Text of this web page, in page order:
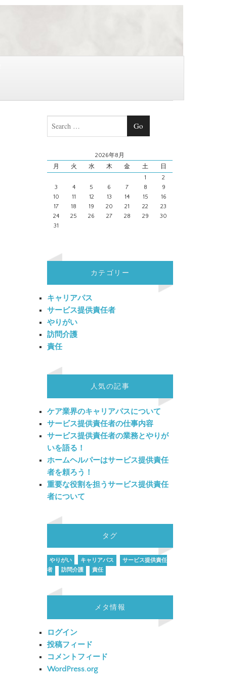
Search
2026年8月
月
火 水 木 金 土
日
1
2
3
4 5 6 7 8
9
10
11 12 13 14 15
16
17
18 19 20 21 22
23
24
25 26 27 28 29
30
31
カテゴリー
キャリアパス
サービス提供責任者
やりがい
訪問介護
責任
人気の記事
ケア業界のキャリアパスについて
サービス提供責任者の仕事内容
サービス提供責任者の業務とやりが
いを語る！
ホームヘルパーはサービス提供責任
者を頼ろう！
重要な役割を担うサービス提供責任
者について
タグ
やりがい キャリアパス
サービス提供責任
者
訪問介護 責任
メタ情報
ログイン
投稿フィード
コメントフィード
WordPress.org